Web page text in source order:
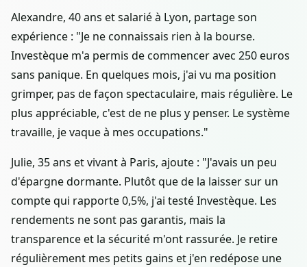
Alexandre, 40 ans et salarié à Lyon, partage son
expérience : "Je ne connaissais rien à la bourse.
Investèque m'a permis de commencer avec 250 euros
sans panique. En quelques mois, j'ai vu ma position
grimper, pas de façon spectaculaire, mais régulière. Le
plus appréciable, c'est de ne plus y penser. Le système
travaille, je vaque à mes occupations."
Julie, 35 ans et vivant à Paris, ajoute : "J'avais un peu
d'épargne dormante. Plutôt que de la laisser sur un
compte qui rapporte 0,5%, j'ai testé Investèque. Les
rendements ne sont pas garantis, mais la
transparence et la sécurité m'ont rassurée. Je retire
régulièrement mes petits gains et j'en redépose une